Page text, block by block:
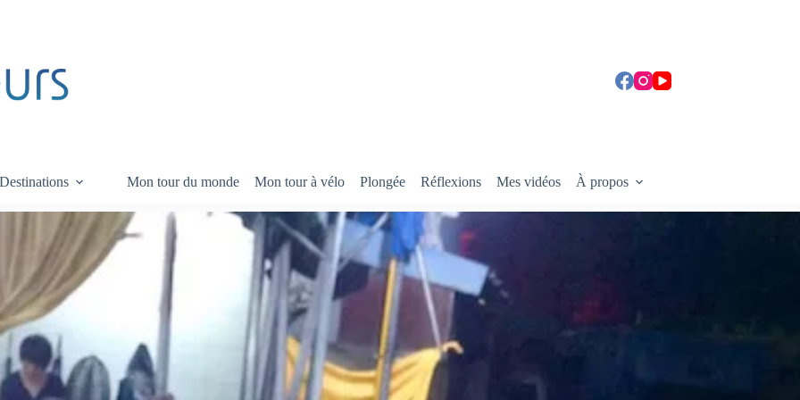
Destinations Mon tour du monde Mon tour à vélo Plongée Réflexions Mes vidéos À propos